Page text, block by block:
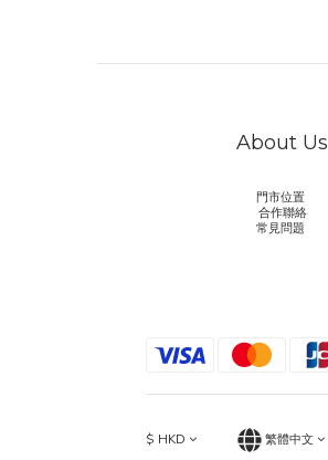
About Us
門市位置
合作聯絡
常見問題
$ HKD 繁體中文